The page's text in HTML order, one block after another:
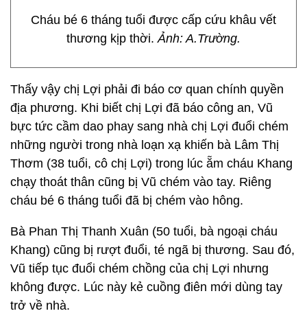
Cháu bé 6 tháng tuổi được cấp cứu khâu vết
thương kịp thời.Ảnh: A.Trường.
Thấy vậy chị Lợi phải đi báo cơ quan chính quyền
địa phương. Khi biết chị Lợi đã báo công an, Vũ
bực tức cầm dao phay sang nhà chị Lợi đuổi chém
những người trong nhà loạn xạ khiến bà Lâm Thị
Thơm (38 tuổi, cô chị Lợi) trong lúc ẵm cháu Khang
chạy thoát thân cũng bị Vũ chém vào tay. Riêng
cháu bé 6 tháng tuổi đã bị chém vào hông.
Bà Phan Thị Thanh Xuân (50 tuổi, bà ngoại cháu
Khang) cũng bị rượt đuổi, té ngã bị thương. Sau đó,
Vũ tiếp tục đuổi chém chồng của chị Lợi nhưng
không được. Lúc này kẻ cuồng điên mới dùng tay
trở về nhà.